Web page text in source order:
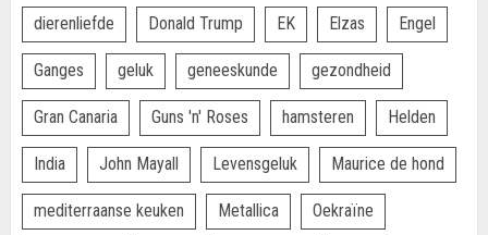
dierenliefde Donald Trump EK Elzas Engel
Ganges geluk geneeskunde gezondheid
Gran Canaria Guns 'n' Roses hamsteren Helden
India John Mayall Levensgeluk Maurice de hond
mediterraanse keuken Metallica Oekraïne